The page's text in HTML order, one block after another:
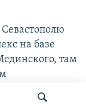
на базе
там
это к